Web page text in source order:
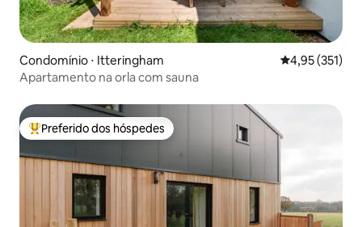
Condomínio ⋅ Itteringham 4,95 de uma
4,95 (351)
Apartamento na orla com sauna
Entre os melhores preferidos dos hóspedes
Preferido dos hóspedes